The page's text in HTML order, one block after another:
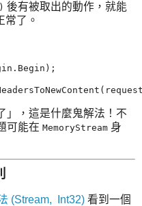
後有被取出的動作，就能
常了。
」，這是什麼鬼解法！不
可能在 MemoryStream 身
(Stream, Int32) 看到一個